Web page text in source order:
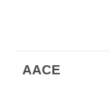
AACE